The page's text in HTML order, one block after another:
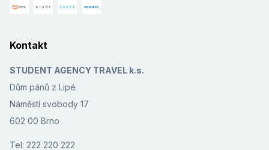
Kontakt
STUDENT AGENCY TRAVEL k.s.
Dům pánů z Lipé
Náměstí svobody 17
602 00 Brno
Tel: 222 220 222